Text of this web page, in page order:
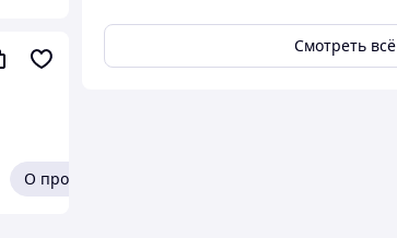
Смотреть всё
О продавце